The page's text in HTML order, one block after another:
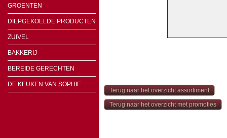
GROENTEN
DIEPGEKOELDE PRODUCTEN
ZUIVEL
BAKKERIJ
BEREIDE GERECHTEN
DE KEUKEN VAN SOPHIE
Terug naar het overzicht assortiment
Terug naar het overzicht met promoties